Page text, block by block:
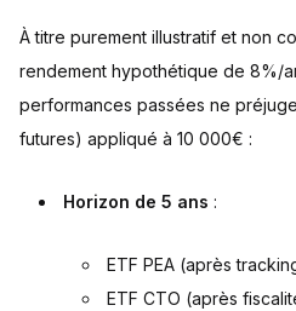
À titre purement illustratif et non
rendement hypothétique de 8%/
performances passées ne
futures) appliqué à 10 000€ :
Horizon de 5 ans :
ETF PEA (après
ETF CTO (après